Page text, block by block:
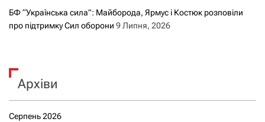
БФ “Українська сила”: Майборода, Ярмус і Костюк розповіли
про підтримку Сил оборони 9 Липня, 2026
Архіви
Серпень 2026